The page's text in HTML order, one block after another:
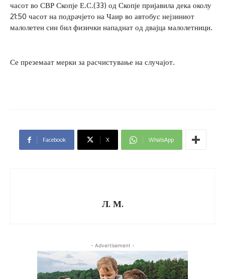
часот во СВР Скопје Е.С.(33) од Скопје пријавила дека околу
21:50 часот на подрачјето на Чаир во автобус нејзиниот
малолетен син бил физички нападнат од двајца малолетници.
Се преземаат мерки за расчистување на случајот.
Facebook X WhatsApp
Л. М.
- Advertisement -